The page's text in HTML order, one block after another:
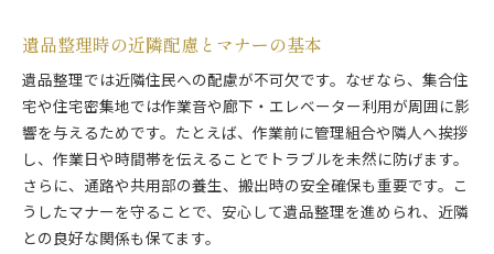
遺品整理時の近隣配慮とマナーの基本
遺品整理では近隣住民への配慮が不可欠です。なぜなら、集合住
宅や住宅密集地では作業音や廊下・エレベーター利用が周囲に影
響を与えるためです。たとえば、作業前に管理組合や隣人へ挨拶
し、作業日や時間帯を伝えることでトラブルを未然に防げます。
さらに、通路や共用部の養生、搬出時の安全確保も重要です。こ
うしたマナーを守ることで、安心して遺品整理を進められ、近隣
との良好な関係も保てます。